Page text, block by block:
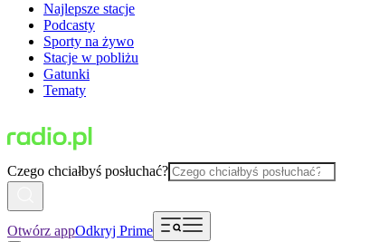
Najlepsze stacje
Podcasty
Sporty na żywo
Stacje w pobliżu
Gatunki
Tematy
Czego chciałbyś posłuchać?
Otwórz appOdkryj Prime